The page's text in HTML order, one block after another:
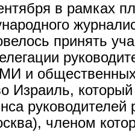
в рамках
принять
и общественных
Израиль,
руководителей
членом